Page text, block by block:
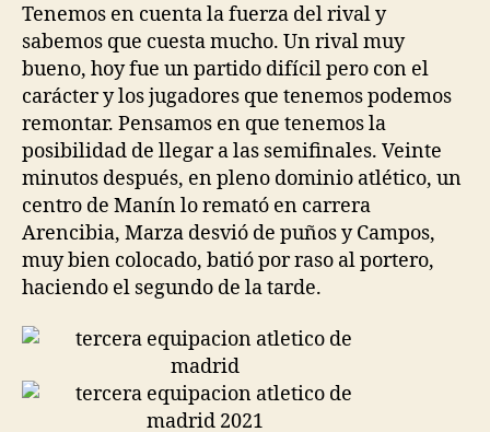
Tenemos en cuenta la fuerza del rival y
sabemos que cuesta mucho. Un rival muy
bueno, hoy fue un partido difícil pero con el
carácter y los jugadores que tenemos podemos
remontar. Pensamos en que tenemos la
posibilidad de llegar a las semifinales. Veinte
minutos después, en pleno dominio atlético, un
centro de Manín lo remató en carrera
Arencibia, Marza desvió de puños y Campos,
muy bien colocado, batió por raso al portero,
haciendo el segundo de la tarde.